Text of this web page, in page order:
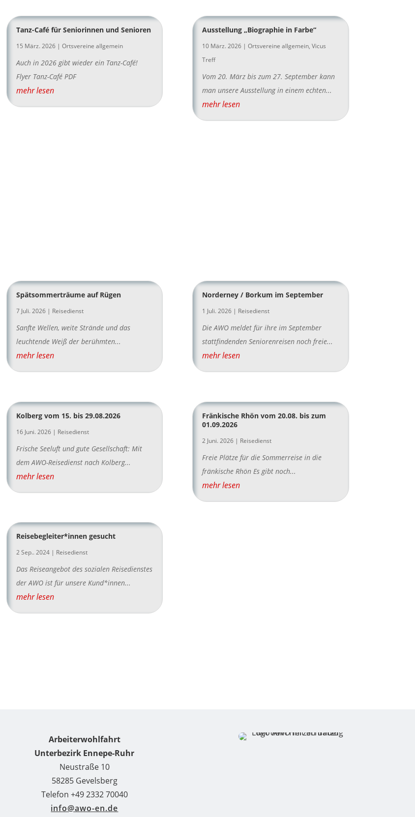
Tanz-Café für Seniorinnen und Senioren
15 März. 2026| Ortsvereine allgemein
Auch in 2026 gibt wieder ein Tanz-Café!
Flyer Tanz-Café PDF
mehr lesen
Ausstellung „Biographie in Farbe“
10 März. 2026| Ortsvereine allgemein, Vicus
Treff
Vom 20. März bis zum 27. September kann
man unsere Ausstellung in einem echten...
mehr lesen
Spätsommerträume auf Rügen
7 Juli. 2026| Reisedienst
Sanfte Wellen, weite Strände und das
leuchtende Weiß der berühmten...
mehr lesen
Kolberg vom 15. bis 29.08.2026
16 Juni. 2026| Reisedienst
Frische Seeluft und gute Gesellschaft: Mit
dem AWO-Reisedienst nach Kolberg...
mehr lesen
Reisebegleiter*innen gesucht
2 Sep.. 2024| Reisedienst
Das Reiseangebot des sozialen Reisedienstes
der AWO ist für unsere Kund*innen...
mehr lesen
Norderney / Borkum im September
1 Juli. 2026| Reisedienst
Die AWO meldet für ihre im September
stattfindenden Seniorenreisen noch freie...
mehr lesen
Fränkische Rhön vom 20.08. bis zum
01.09.2026
2 Juni. 2026| Reisedienst
Freie Plätze für die Sommerreise in die
fränkische Rhön Es gibt noch...
mehr lesen
Arbeiterwohlfahrt
Unterbezirk Ennepe-Ruhr
Neustraße 10
58285 Gevelsberg
Telefon +49 2332 70040
info@awo-en.de